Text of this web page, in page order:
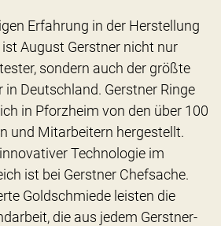
Erfahrung in der Herstellung
August Gerstner nicht nur
sondern auch der größte
Deutschland. Gerstner Ringe
in Pforzheim von den über 100
und Mitarbeitern hergestellt.
Technologie im
ist bei Gerstner Chefsache.
Goldschmiede leisten die
die aus jedem Gerstner-